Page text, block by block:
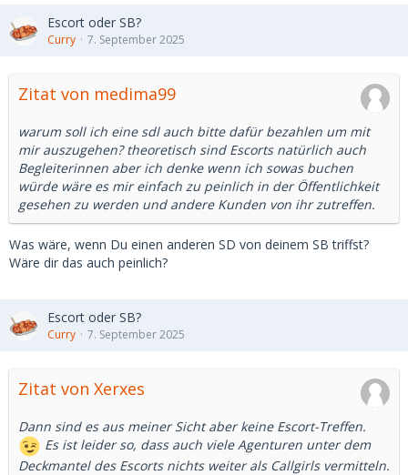
Escort oder SB?
Curry 7. September 2025
Zitat von medima99
warum soll ich eine sdl auch bitte dafür bezahlen um mit
mir auszugehen? theoretisch sind Escorts natürlich auch
Begleiterinnen aber ich denke wenn ich sowas buchen
würde wäre es mir einfach zu peinlich in der Öffentlichkeit
gesehen zu werden und andere Kunden von ihr zutreffen.
Was wäre, wenn Du einen anderen SD von deinem SB triffst?
Wäre dir das auch peinlich?
Escort oder SB?
Curry 7. September 2025
Zitat von Xerxes
Dann sind es aus meiner Sicht aber keine Escort-Treffen.
Es ist leider so, dass auch viele Agenturen unter dem
Deckmantel des Escorts nichts weiter als Callgirls vermitteln.